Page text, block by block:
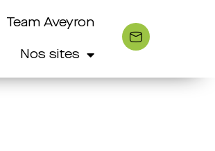
Team Aveyron
Nos sites